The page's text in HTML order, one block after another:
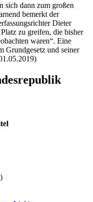
sich dann zum großen
bemerkt der
Dieter
zu greifen, die bisher
waren“. Eine
Grundgesetz und seiner